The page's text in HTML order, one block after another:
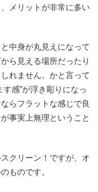
メリットが非常に多い
中身が丸見えになって
ら見える場所だったり
れません。かと言って
感”が浮き彫りになっ
らフラットな感じで良
事実上無理ということ
クリーン！ですが、オ
ものです。